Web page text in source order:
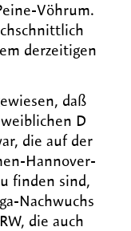
Vöhrum.
derzeitigen
daß
D
die auf der
Hannover-
finden sind,
Nachwuchs
die auch